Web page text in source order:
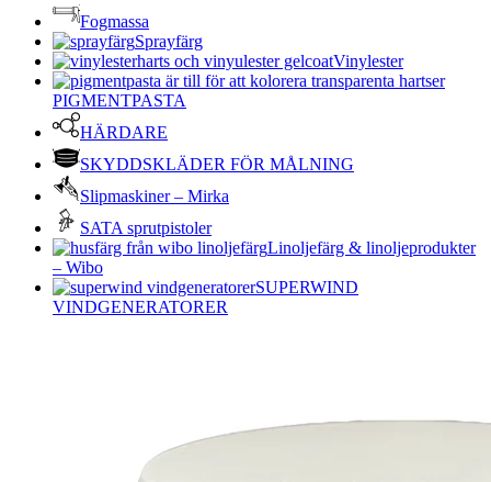
Fogmassa
Sprayfärg
Vinylester
PIGMENTPASTA
HÄRDARE
SKYDDSKLÄDER FÖR MÅLNING
Slipmaskiner – Mirka
SATA sprutpistoler
Linoljefärg & linoljeprodukter
– Wibo
SUPERWIND
VINDGENERATORER